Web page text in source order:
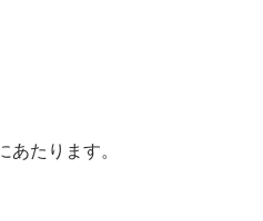
あたります。